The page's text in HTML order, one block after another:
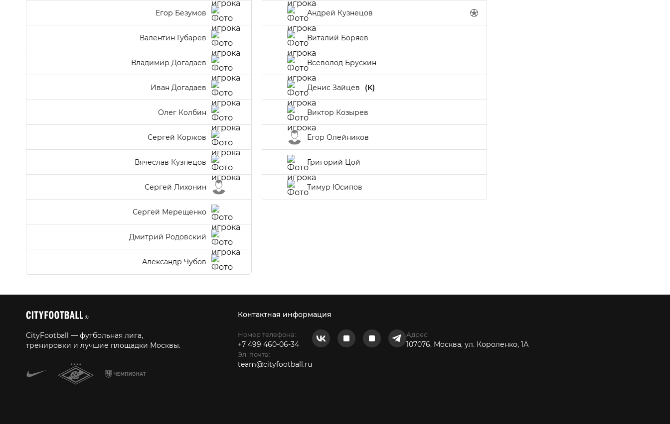
Егор Безумов
Валентин Губарев
Владимир Догадаев
Иван Догадаев
Олег Колбин
Сергей Коржов
Вячеслав Кузнецов
Сергей Лихонин
Сергей Мерещенко
Дмитрий Родовский
Александр Чубов
Андрей Кузнецов
Виталий Боряев
Всеволод Брускин
Денис Зайцев (K)
Виктор Козырев
Егор Олейников
Григорий Цой
Тимур Юсипов
CityFootball — футбольная лига,
тренировки и лучшие площадки Москвы.
Контактная информация
Номер телефона:
+7 499 460-06-34
Эл. почта:
team@cityfootball.ru
Адрес:
107076, Москва, ул. Короленко, 1А